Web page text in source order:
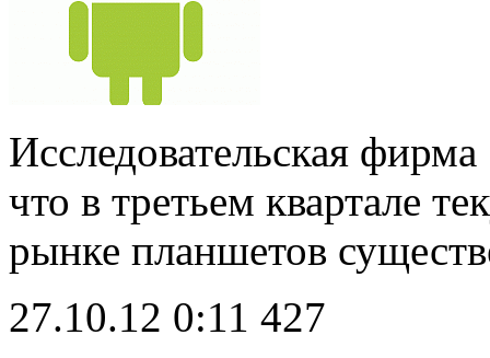
Исследовательская
что в третьем квартале
рынке планшетов
27.10.12 0:11 427